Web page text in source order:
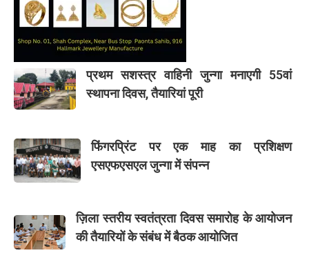
प्रथम सशस्त्र वाहिनी जुन्गा मनाएगी 55वां
स्थापना दिवस, तैयारियां पूरी
फिंगरप्रिंट पर एक माह का प्रशिक्षण
एसएफएसएल जुन्गा में संपन्न
ज़िला स्तरीय स्वतंत्रता दिवस समारोह के आयोजन
की तैयारियों के संबंध में बैठक आयोजित